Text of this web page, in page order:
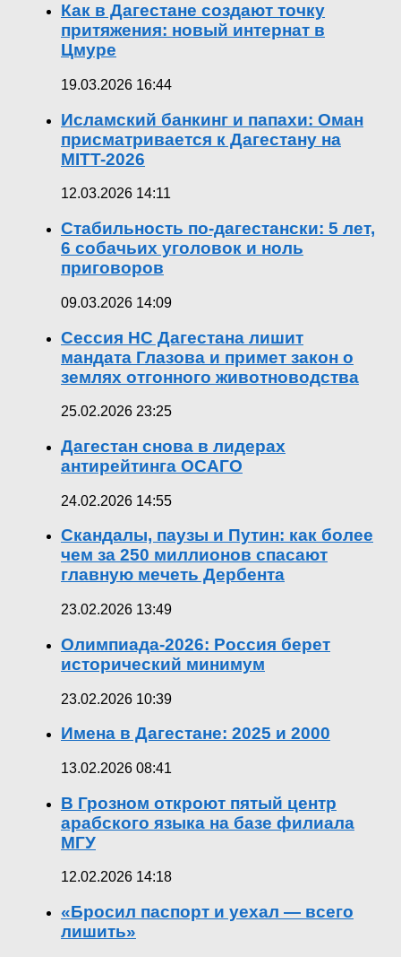
Как в Дагестане создают точку
притяжения: новый интернат в
Цмуре
19.03.2026 16:44
Исламский банкинг и папахи: Оман
присматривается к Дагестану на
MITT-2026
12.03.2026 14:11
Стабильность по-дагестански: 5 лет,
6 собачьих уголовок и ноль
приговоров
09.03.2026 14:09
Сессия НС Дагестана лишит
мандата Глазова и примет закон о
землях отгонного животноводства
25.02.2026 23:25
Дагестан снова в лидерах
антирейтинга ОСАГО
24.02.2026 14:55
Скандалы, паузы и Путин: как более
чем за 250 миллионов спасают
главную мечеть Дербента
23.02.2026 13:49
Олимпиада-2026: Россия берет
исторический минимум
23.02.2026 10:39
Имена в Дагестане: 2025 и 2000
13.02.2026 08:41
В Грозном откроют пятый центр
арабского языка на базе филиала
МГУ
12.02.2026 14:18
«Бросил паспорт и уехал — всего
лишить»